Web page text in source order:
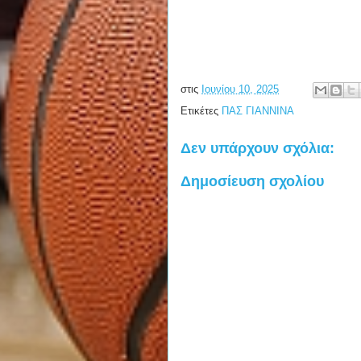
στις Ιουνίου 10, 2025
Ετικέτες ΠΑΣ ΓΙΑΝΝΙΝΑ
Δεν υπάρχουν σχόλια:
Δημοσίευση σχολίου